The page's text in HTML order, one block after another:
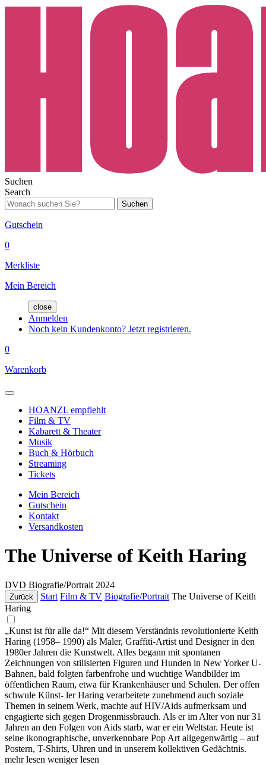
Suchen
Search
Suchen
Gutschein
0
Merkliste
Mein Bereich
close
Anmelden
Noch kein Kundenkonto? Jetzt registrieren.
0
Warenkorb
HOANZL empfiehlt
Film & TV
Kabarett & Theater
Musik
Buch & Hörbuch
Streaming
Tickets
Mein Bereich
Gutschein
Kontakt
Versandkosten
The Universe of Keith Haring
DVD Biografie/Portrait 2024
Zurück Start Film & TV Biografie/Portrait The Universe of Keith
Haring
„Kunst ist für alle da!“ Mit diesem Verständnis revolutionierte Keith
Haring (1958– 1990) als Maler, Graffiti-Artist und Designer in den
1980er Jahren die Kunstwelt. Alles begann mit spontanen
Zeichnungen von stilisierten Figuren und Hunden in New Yorker U-
Bahnen, bald folgten farbenfrohe und wuchtige Wandbilder im
öffentlichen Raum, etwa für Krankenhäuser und Schulen. Der offen
schwule Künst- ler Haring verarbeitete zunehmend auch soziale
Themen in seinem Werk, machte auf HIV/Aids aufmerksam und
engagierte sich gegen Drogenmissbrauch. Als er im Alter von nur 31
Jahren an den Folgen von Aids starb, war er ein Weltstar. Heute ist
seine ikonographische, unverkennbare Pop Art allgegenwärtig – auf
Postern, T-Shirts, Uhren und in unserem kollektiven Gedächtnis.
mehr lesen weniger lesen